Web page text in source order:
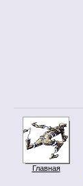
Главная